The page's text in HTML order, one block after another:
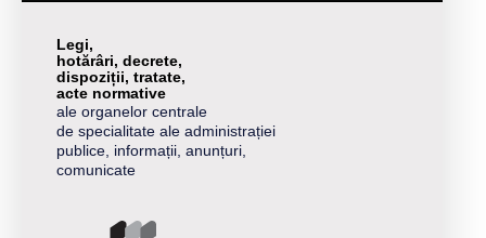
Legi,
hotărâri, decrete,
dispoziții, tratate,
acte normative
ale organelor centrale
de specialitate ale administrației
publice, informații, anunțuri,
comunicate